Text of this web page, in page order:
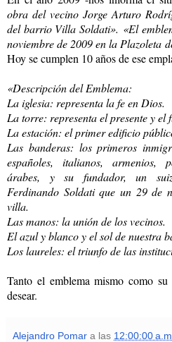
obra del vecino Jorge Arturo
del barrio Villa Soldati». «El
noviembre de 2009 en la Plazoleta
Hoy se cumplen 10 años de ese
«Descripción del Emblema:
La iglesia: representa la fe en Dios.
La torre: representa el presente y el
La estación: el primer edificio
Las banderas: los primeros
españoles, italianos, armenios,
árabes, y su fundador, un
Ferdinando Soldati que un 29 de
villa.
Las manos: la unión de los vecinos.
El azul y blanco y el sol de nuestra
Los laureles: el triunfo de las
Tanto el emblema mismo como
desear.
Alejandro Pomar a las 12:00:00 a.m.